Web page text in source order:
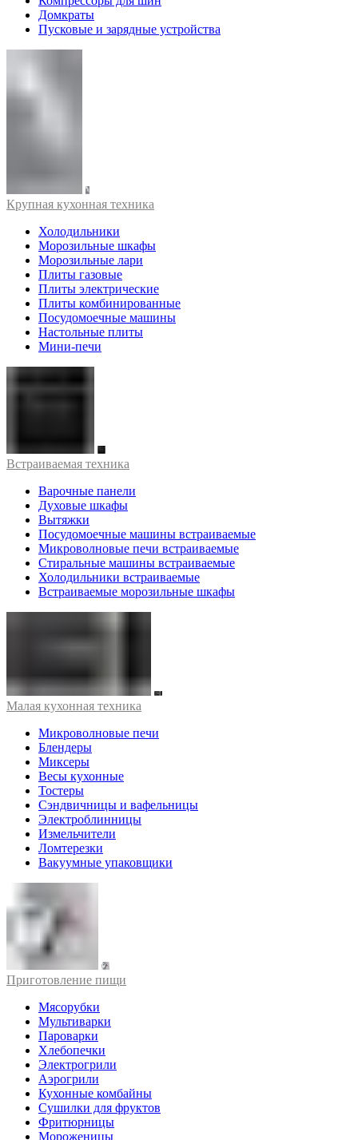
Домкраты
Пусковые и зарядные устройства
Крупная кухонная техника
Холодильники
Морозильные шкафы
Морозильные лари
Плиты газовые
Плиты электрические
Плиты комбинированные
Посудомоечные машины
Настольные плиты
Мини-печи
Встраиваемая техника
Варочные панели
Духовые шкафы
Вытяжки
Посудомоечные машины встраиваемые
Микроволновые печи встраиваемые
Стиральные машины встраиваемые
Холодильники встраиваемые
Встраиваемые морозильные шкафы
Малая кухонная техника
Микроволновые печи
Блендеры
Миксеры
Весы кухонные
Тостеры
Сэндвичницы и вафельницы
Электроблинницы
Измельчители
Ломтерезки
Вакуумные упаковщики
Приготовление пищи
Мясорубки
Мультиварки
Пароварки
Хлебопечки
Электрогрили
Аэрогрили
Кухонные комбайны
Сушилки для фруктов
Фритюрницы
Мороженицы